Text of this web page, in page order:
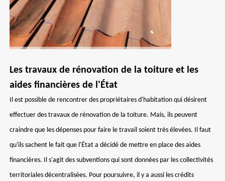
Les travaux de rénovation de la toiture et les
aides financières de l'État
Il est possible de rencontrer des propriétaires d'habitation qui désirent
effectuer des travaux de rénovation de la toiture. Mais, ils peuvent
craindre que les dépenses pour faire le travail soient très élevées. Il faut
qu'ils sachent le fait que l'État a décidé de mettre en place des aides
financières. Il s'agit des subventions qui sont données par les collectivités
territoriales décentralisées. Pour poursuivre, il y a aussi les crédits